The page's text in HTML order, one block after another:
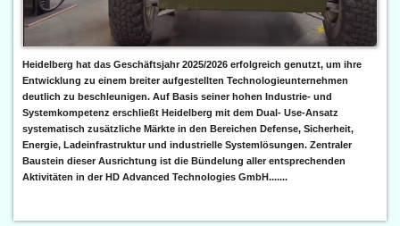
Heidelberg hat das Geschäftsjahr 2025/2026 erfolgreich genutzt, um ihre
Entwicklung zu einem breiter aufgestellten Technologieunternehmen
deutlich zu beschleunigen. Auf Basis seiner hohen Industrie- und
Systemkompetenz erschließt Heidelberg mit dem Dual- Use-Ansatz
systematisch zusätzliche Märkte in den Bereichen Defense, Sicherheit,
Energie, Ladeinfrastruktur und industrielle Systemlösungen. Zentraler
Baustein dieser Ausrichtung ist die Bündelung aller entsprechenden
Aktivitäten in der HD Advanced Technologies GmbH.......